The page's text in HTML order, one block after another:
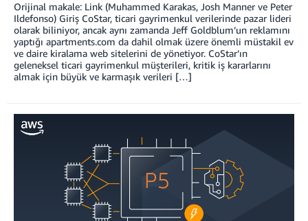
Orijinal makale: Link (Muhammed Karakas, Josh Manner ve Peter
Ildefonso) Giriş CoStar, ticari gayrimenkul verilerinde pazar lideri
olarak biliniyor, ancak aynı zamanda Jeff Goldblum’un reklamını
yaptığı apartments.com da dahil olmak üzere önemli müstakil ev
ve daire kiralama web sitelerini de yönetiyor. CoStar’ın
geleneksel ticari gayrimenkul müşterileri, kritik iş kararlarını
almak için büyük ve karmaşık verileri […]